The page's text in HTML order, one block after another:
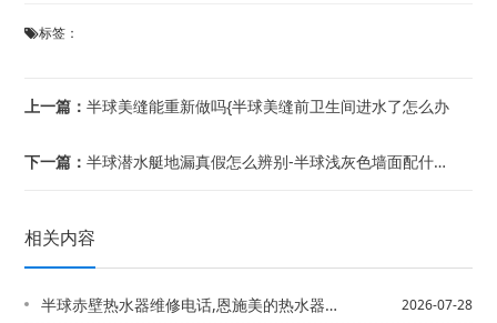
标签：
上一篇：半球美缝能重新做吗{半球美缝前卫生间进水了怎么办
下一篇：半球潜水艇地漏真假怎么辨别-半球浅灰色墙面配什么颜色窗帘
相关内容
半球赤壁热水器维修电话,恩施美的热水器售后电话-赤壁修热水器电话,热水器坏了找谁... 2026-07-28